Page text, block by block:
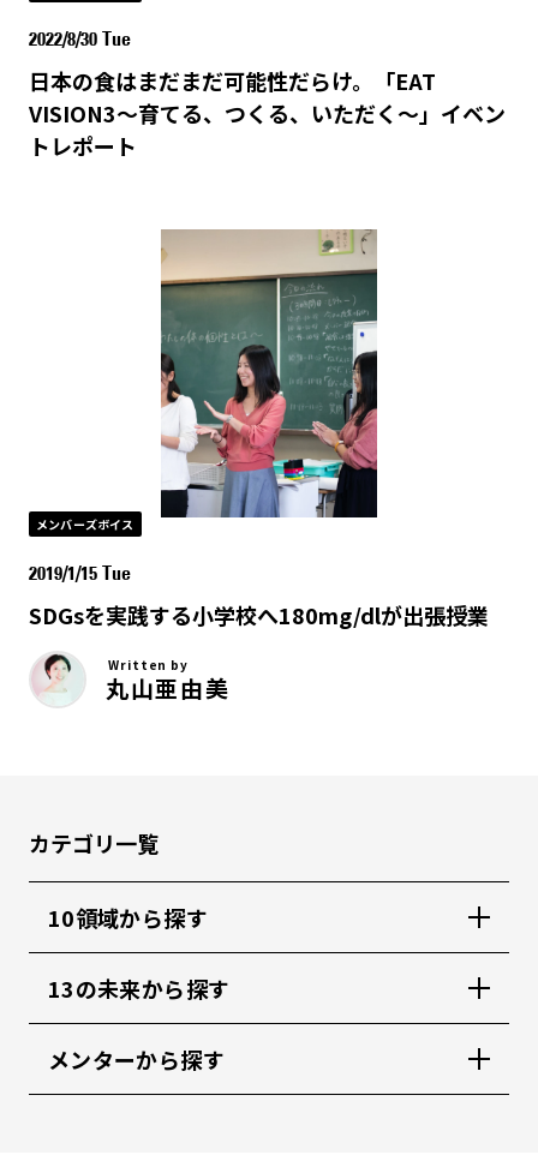
2022/8/30 Tue
日本の食はまだまだ可能性だらけ。「EAT
VISION3～育てる、つくる、いただく～」イベン
トレポート
メンバーズボイス
2019/1/15 Tue
SDGsを実践する小学校へ180mg/dlが出張授業
Written by
丸山亜由美
カテゴリ一覧
10領域から探す
13の未来から探す
メンターから探す